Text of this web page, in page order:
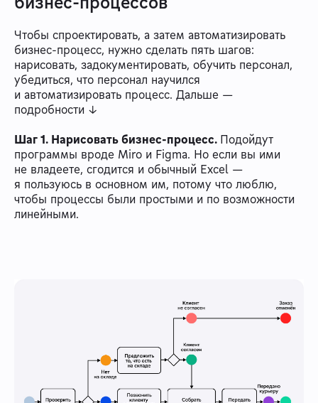
Чтобы спроектировать, а затем автоматизировать
бизнес-процесс, нужно сделать пять шагов:
нарисовать, задокументировать, обучить персонал,
убедиться, что персонал научился
и автоматизировать процесс. Дальше —
подробности ↓
Шаг 1. Нарисовать бизнес-процесс. Подойдут
программы вроде Miro и Figma. Но если вы ими
не владеете, сгодится и обычный Excel —
я пользуюсь в основном им, потому что люблю,
чтобы процессы были простыми и по возможности
линейными.